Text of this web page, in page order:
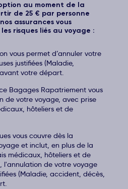
au moment de la
de 25 € par personne
assurances vous
risques liés au voyage :
vous permet d’annuler votre
justifiées (Maladie,
votre départ.
Bagages Rapatriement vous
de votre voyage, avec prise
hôteliers et de
vous couvre dès la
et inclut, en plus de la
médicaux, hôteliers et de
l'annulation de votre voyage
(Maladie, accident, décès,